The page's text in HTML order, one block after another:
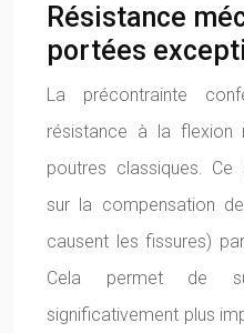
Résistance
portées
La précontrainte
résistance à la flexion
poutres classiques. Ce
sur la compensation
causent les fissures)
Cela permet de
significativement plus